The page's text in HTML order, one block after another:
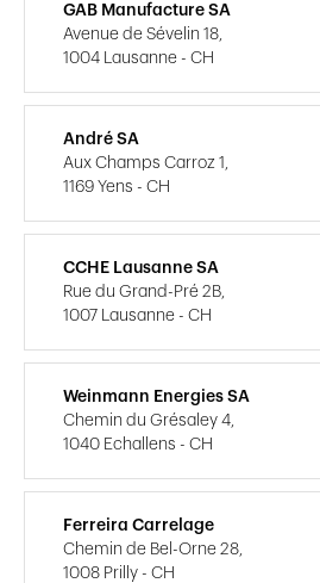
GAB Manufacture SA
Avenue de Sévelin 18,
1004 Lausanne - CH
André SA
Aux Champs Carroz 1,
1169 Yens - CH
CCHE Lausanne SA
Rue du Grand-Pré 2B,
1007 Lausanne - CH
Weinmann Energies SA
Chemin du Grésaley 4,
1040 Echallens - CH
Ferreira Carrelage
Chemin de Bel-Orne 28,
1008 Prilly - CH